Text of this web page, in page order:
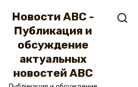
Новости ABC -
Публикация и
обсуждение
актуальных
новостей ABC